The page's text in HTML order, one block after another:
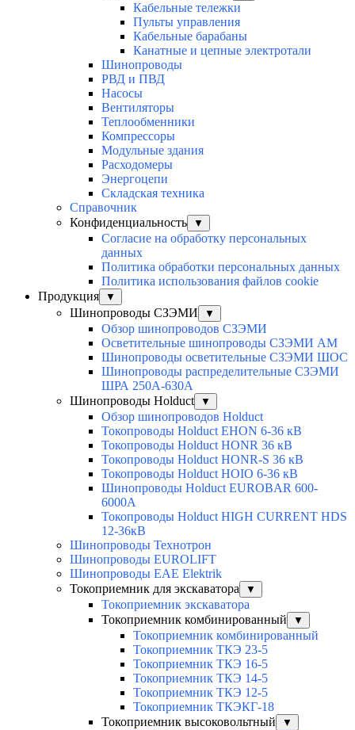
Кабельные тележки
Пульты управления
Кабельные барабаны
Канатные и цепные электротали
Шинопроводы
РВД и ПВД
Насосы
Вентиляторы
Теплообменники
Компрессоры
Модульные здания
Расходомеры
Энергоцепи
Складская техника
Справочник
Конфиденциальность
▼
Согласие на обработку персональных
данных
Политика обработки персональных данных
Политика использования файлов cookie
Продукция
▼
Шинопроводы СЗЭМИ ▼
Обзор шинопроводов СЗЭМИ
Осветительные шинопроводы СЗЭМИ АМ
Шинопроводы осветительные СЗЭМИ ШОС
Шинопроводы распределительные СЗЭМИ
ШРА 250А-630А
Шинопроводы Holduct
▼
Обзор шинопроводов Holduct
Токопроводы Holduct EHON 6-36 кВ
Токопроводы Holduct HONR 36 кВ
Токопроводы Holduct HONR-S 36 кВ
Токопроводы Holduct HOIO 6-36 кВ
Шинопроводы Holduct EUROBAR 600-
6000А
Токопроводы Holduct HIGH CURRENT HDS
12-36кВ
Шинопроводы Технотрон
Шинопроводы EUROLIFT
Шинопроводы EAE Elektrik
Токоприемник для экскаватора
▼
Токоприемник экскаватора
Токоприемник комбинированный
▼
Токоприемник комбинированный
Токоприемник ТКЭ 23-5
Токоприемник ТКЭ 16-5
Токоприемник ТКЭ 14-5
Токоприемник ТКЭ 12-5
Токоприемник ТКЭКГ-18
Токоприемник высоковольтный
▼